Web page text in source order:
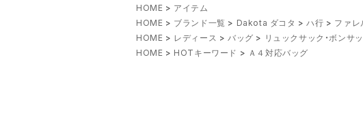
HOME
アイテム
HOME
ブランド一覧 Dakota ダコタ ハ行
ファレ
HOME
レディース バッグ
リュックサック・ボンサ
HOME
HOTキーワード Ａ４対応バッグ